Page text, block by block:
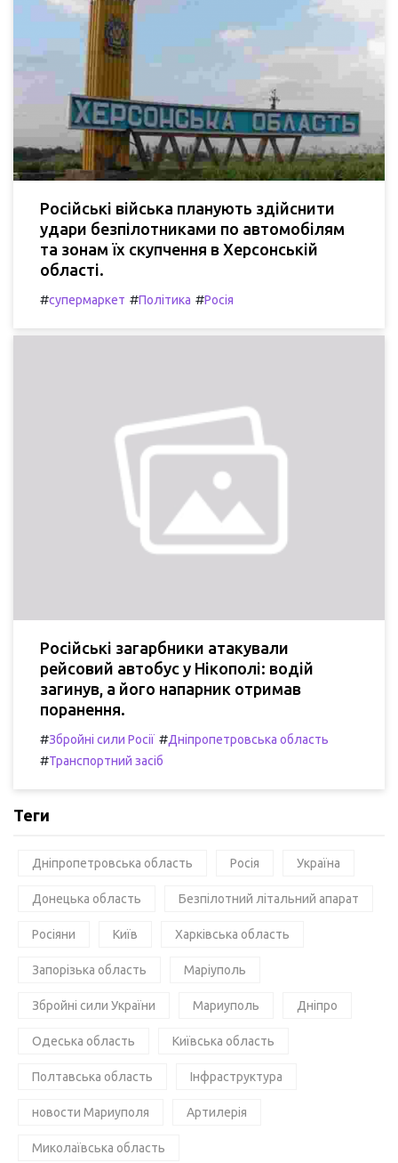
Російські війська планують здійснити
удари безпілотниками по автомобілям
та зонам їх скупчення в Херсонській
області.
#супермаркет #Політика #Росія
Російські загарбники атакували
рейсовий автобус у Нікополі: водій
загинув, а його напарник отримав
поранення.
#Збройні сили Росії #Дніпропетровська область
#Транспортний засіб
Теги
Дніпропетровська область Росія Україна
Донецька область Безпілотний літальний апарат
Росіяни Київ Харківська область
Запорізька область Маріуполь
Збройні сили України Мариуполь Дніпро
Одеська область Київська область
Полтавська область Інфраструктура
новости Мариуполя Артилерія
Миколаївська область